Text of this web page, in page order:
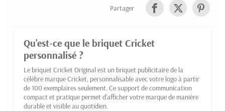
Partager
Qu'est-ce que le briquet Cricket
personnalisé ?
Le briquet Cricket Original est un briquet publicitaire de la
célèbre marque Cricket, personnalisable avec votre logo à partir
de 100 exemplaires seulement. Ce support de communication
compact et pratique permet d'afficher votre marque de manière
durable et visible au quotidien.